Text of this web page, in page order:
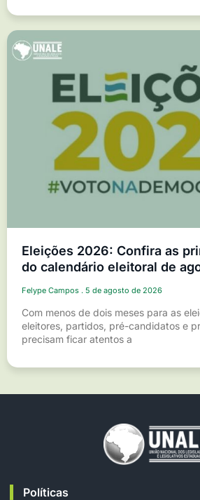
Eleições 2026: Confira as
do calendário eleitoral de
Felype Campos 5 de agosto de 2026
Com menos de dois meses para as
eleitores, partidos, pré-candidatos e
precisam ficar atentos a
Políticas